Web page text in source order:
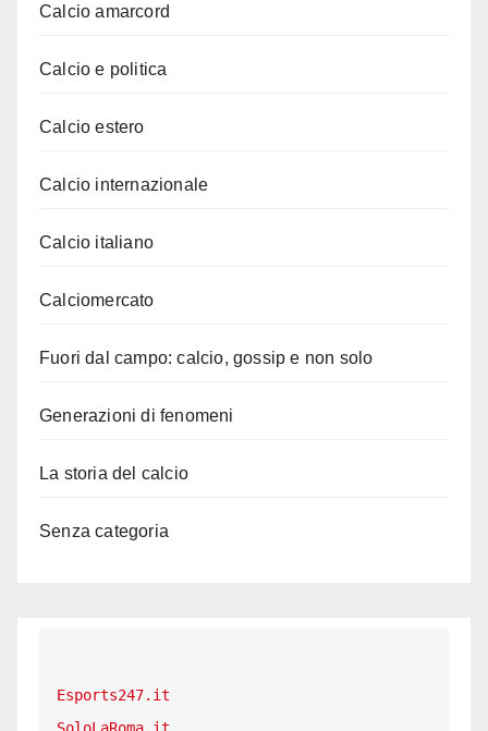
Calcio amarcord
Calcio e politica
Calcio estero
Calcio internazionale
Calcio italiano
Calciomercato
Fuori dal campo: calcio, gossip e non solo
Generazioni di fenomeni
La storia del calcio
Senza categoria
Esports247.it